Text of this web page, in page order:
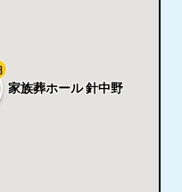
家族葬ホール 針中野